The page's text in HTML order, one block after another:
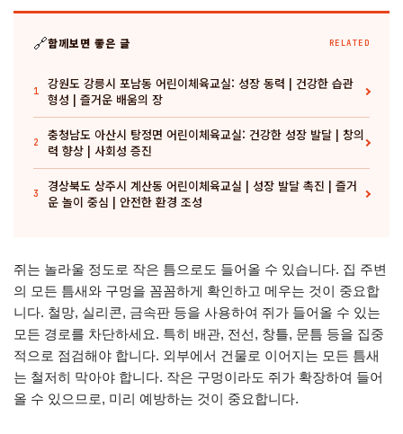
🔗함께보면 좋은 글 RELATED
1
강원도 강릉시 포남동 어린이체육교실: 성장 동력 | 건강한 습관
형성 | 즐거운 배움의 장
2
충청남도 아산시 탕정면 어린이체육교실: 건강한 성장 발달 | 창의
력 향상 | 사회성 증진
3
경상북도 상주시 계산동 어린이체육교실 | 성장 발달 촉진 | 즐거
운 놀이 중심 | 안전한 환경 조성
쥐는 놀라울 정도로 작은 틈으로도 들어올 수 있습니다. 집 주변
의 모든 틈새와 구멍을 꼼꼼하게 확인하고 메우는 것이 중요합
니다. 철망, 실리콘, 금속판 등을 사용하여 쥐가 들어올 수 있는
모든 경로를 차단하세요. 특히 배관, 전선, 창틀, 문틈 등을 집중
적으로 점검해야 합니다. 외부에서 건물로 이어지는 모든 틈새
는 철저히 막아야 합니다. 작은 구멍이라도 쥐가 확장하여 들어
올 수 있으므로, 미리 예방하는 것이 중요합니다.